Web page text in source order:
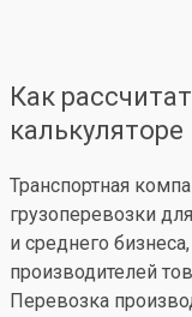
Как
калькуляторе
Транспортная
грузоперевозки
и среднего
производителей
Перевозка